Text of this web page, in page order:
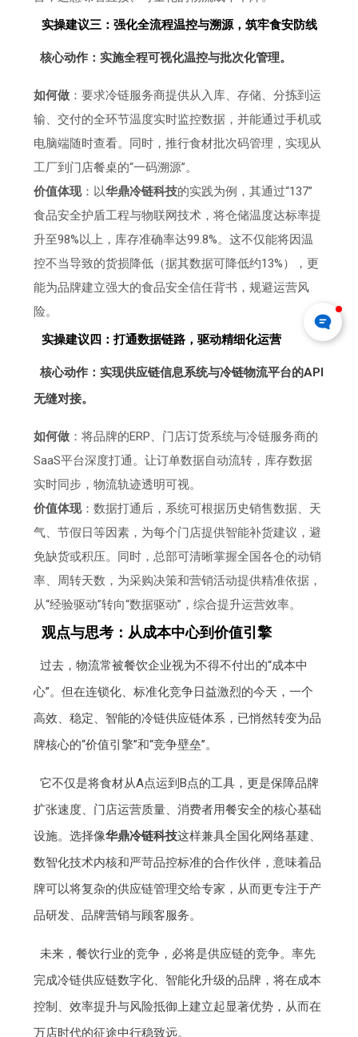
实操建议三：强化全流程温控与溯源，筑牢食安防线
核心动作：实施全程可视化温控与批次化管理。
如何做 ：要求冷链服务商提供从入库、存储、分拣到运
输、交付的全环节温度实时监控数据，并能通过手机或
电脑端随时查看。同时，推行食材批次码管理，实现从
工厂到门店餐桌的“一码溯源”。
价值体现：以华鼎冷链科技的实践为例，其通过“137”
食品安全护盾工程与物联网技术，将仓储温度达标率提
升至98%以上，库存准确率达99.8%。这不仅能将因温
控不当导致的货损降低（据其数据可降低约13%），更
能为品牌建立强大的食品安全信任背书，规避运营风
险。
实操建议四：打通数据链路，驱动精细化运营
核心动作：实现供应链信息系统与冷链物流平台的API
无缝对接。
如何做 ：将品牌的ERP、门店订货系统与冷链服务商的
SaaS平台深度打通。让订单数据自动流转，库存数据
实时同步，物流轨迹透明可视。
价值体现：数据打通后，系统可根据历史销售数据、天
气、节假日等因素，为每个门店提供智能补货建议，避
免缺货或积压。同时，总部可清晰掌握全国各仓的动销
率、周转天数，为采购决策和营销活动提供精准依据，
从“经验驱动”转向“数据驱动”，综合提升运营效率。
观点与思考：从成本中心到价值引擎
过去，物流常被餐饮企业视为不得不付出的“成本中
心”。但在连锁化、标准化竞争日益激烈的今天，一个
高效、稳定、智能的冷链供应链体系，已悄然转变为品
牌核心的“价值引擎”和“竞争壁垒”。
它不仅是将食材从A点运到B点的工具，更是保障品牌
扩张速度、门店运营质量、消费者用餐安全的核心基础
设施。选择像华鼎冷链科技这样兼具全国化网络基建、
数智化技术内核和严苛品控标准的合作伙伴，意味着品
牌可以将复杂的供应链管理交给专家，从而更专注于产
品研发、品牌营销与顾客服务。
未来，餐饮行业的竞争，必将是供应链的竞争。率先
完成冷链供应链数字化、智能化升级的品牌，将在成本
控制、效率提升与风险抵御上建立起显著优势，从而在
万店时代的征途中行稳致远。